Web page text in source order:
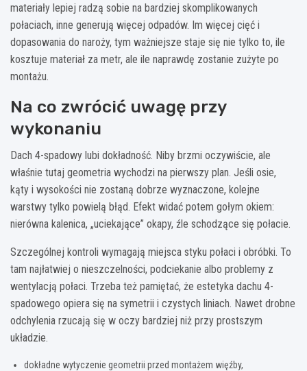
materiały lepiej radzą sobie na bardziej skomplikowanych
połaciach, inne generują więcej odpadów. Im więcej cięć i
dopasowania do naroży, tym ważniejsze staje się nie tylko to, ile
kosztuje materiał za metr, ale ile naprawdę zostanie zużyte po
montażu.
Na co zwrócić uwagę przy
wykonaniu
Dach 4-spadowy lubi dokładność. Niby brzmi oczywiście, ale
właśnie tutaj geometria wychodzi na pierwszy plan. Jeśli osie,
kąty i wysokości nie zostaną dobrze wyznaczone, kolejne
warstwy tylko powielą błąd. Efekt widać potem gołym okiem:
nierówna kalenica, „uciekające” okapy, źle schodzące się połacie.
Szczególnej kontroli wymagają miejsca styku połaci i obróbki. To
tam najłatwiej o nieszczelności, podciekanie albo problemy z
wentylacją połaci. Trzeba też pamiętać, że estetyka dachu 4-
spadowego opiera się na symetrii i czystych liniach. Nawet drobne
odchylenia rzucają się w oczy bardziej niż przy prostszym
układzie.
dokładne wytyczenie geometrii przed montażem więźby,